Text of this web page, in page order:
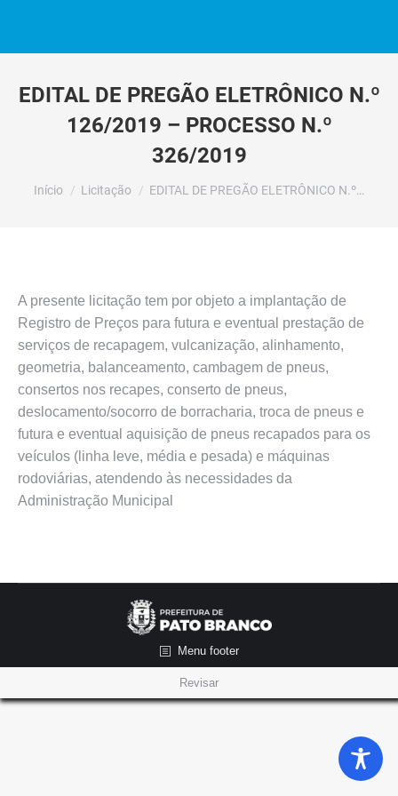
EDITAL DE PREGÃO ELETRÔNICO N.º
126/2019 – PROCESSO N.º
326/2019
Você está aqui:
Início Licitação EDITAL DE PREGÃO ELETRÔNICO N.º…
A presente licitação tem por objeto a implantação de
Registro de Preços para futura e eventual prestação de
serviços de recapagem, vulcanização, alinhamento,
geometria, balanceamento, cambagem de pneus,
consertos nos recapes, conserto de pneus,
deslocamento/socorro de borracharia, troca de pneus e
futura e eventual aquisição de pneus recapados para os
veículos (linha leve, média e pesada) e máquinas
rodoviárias, atendendo às necessidades da
Administração Municipal
Menu footer
Revisar